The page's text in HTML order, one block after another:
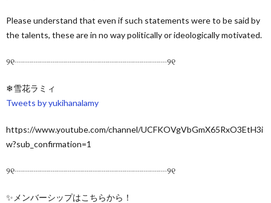
Please understand that even if such statements were to be said by
the talents, these are in no way politically or ideologically motivated.
୨୧┈┈┈┈┈┈┈┈┈┈┈┈┈┈┈┈┈┈୨୧
❄雪花ラミィ
Tweets by yukihanalamy
https://www.youtube.com/channel/UCFKOVgVbGmX65RxO3EtH3i
w?sub_confirmation=1
୨୧┈┈┈┈┈┈┈┈┈┈┈┈┈┈┈┈┈┈୨୧
✨メンバーシップはこちらから！